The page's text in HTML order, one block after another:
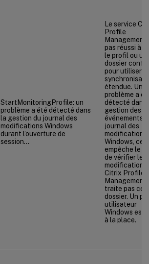
StartMonitoringProfile: un
problème a été détecté dans
la gestion du journal des
modifications Windows
durant l’ouverture de
session…
Le service
Profile
Management
pas réussi à
le profil ou un
dossier
pour utiliser la
étendue. Un
problème a
détecté dans
gestion des
événements
journal des
modifications
Windows, ce
empêche le
de vérifier les
modifications.
Citrix Profile
Management
traite pas ce
dossier. Un
utilisateur
Windows est
à la place.